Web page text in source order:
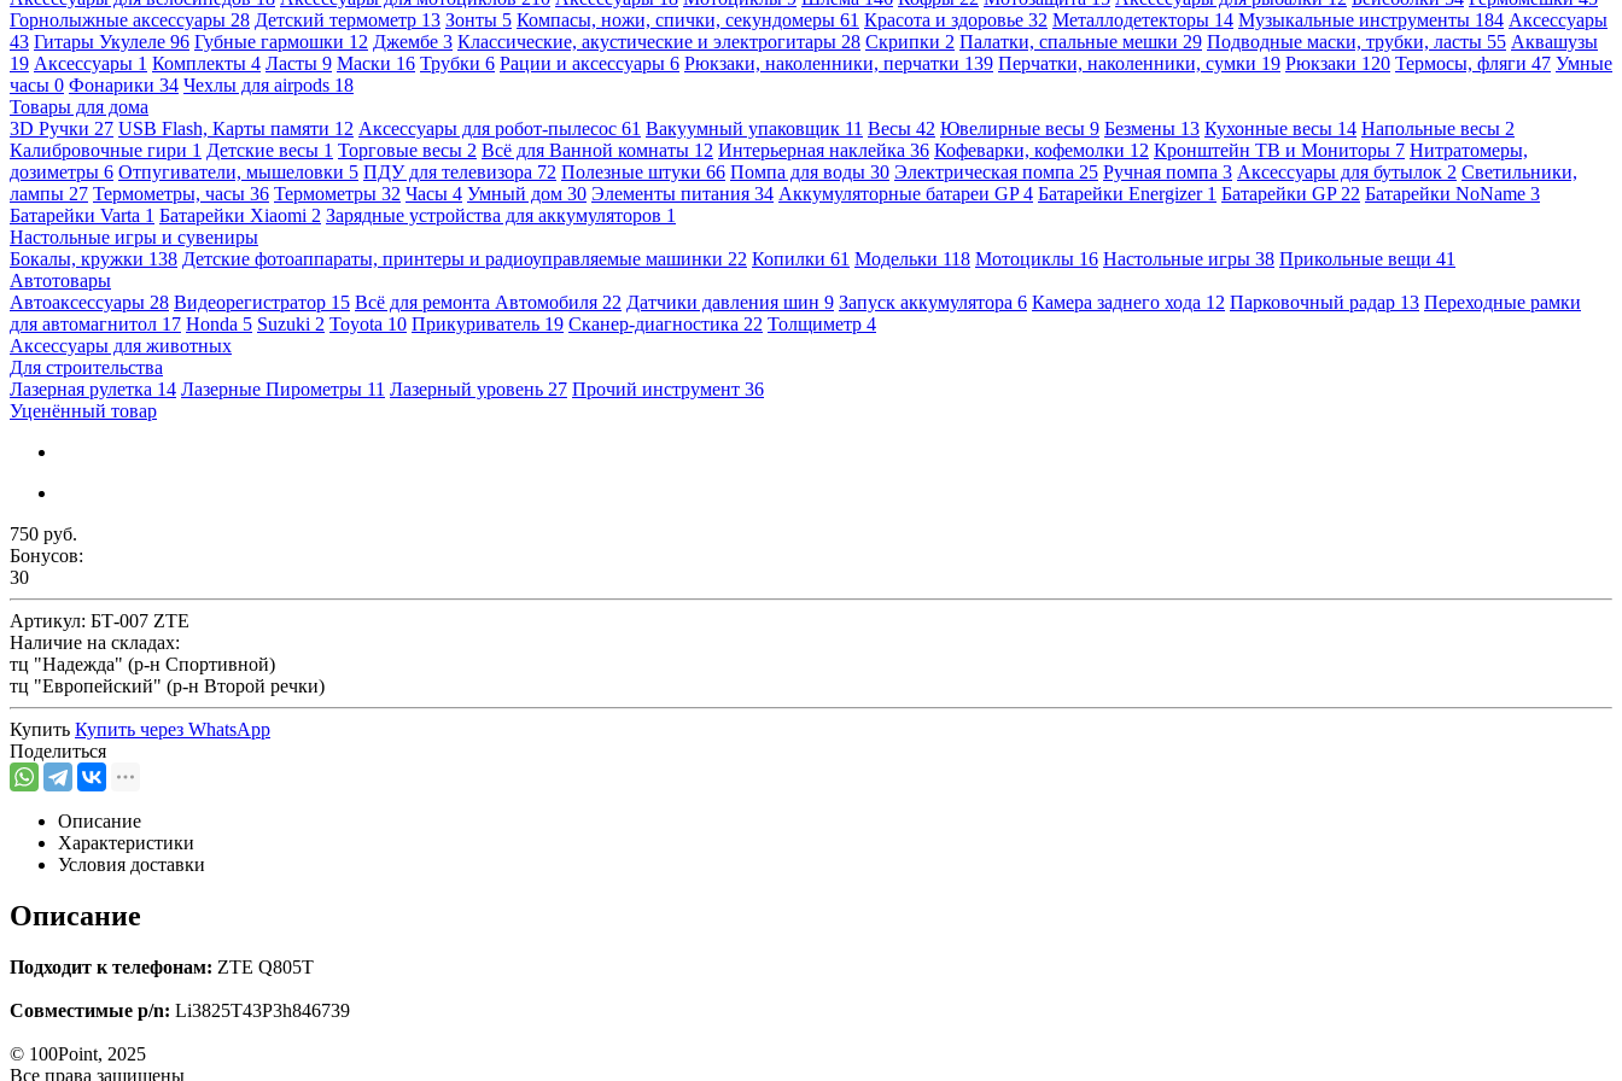
Горнолыжные аксессуары 28 Детский термометр 13 Зонты 5 Компасы, ножи, спички, секундомеры 61 Красота и здоровье 32 Металлодетекторы 14 Музыкальные инструменты 184 Аксессуары
43 Гитары Укулеле 96 Губные гармошки 12 Джембе 3 Классические, акустические и электрогитары 28 Скрипки 2 Палатки, спальные мешки 29 Подводные маски, трубки, ласты 55 Аквашузы
19 Аксессуары 1 Комплекты 4 Ласты 9 Маски 16 Трубки 6 Рации и аксессуары 6 Рюкзаки, наколенники, перчатки 139 Перчатки, наколенники, сумки 19 Рюкзаки 120 Термосы, фляги 47 Умные
часы 0 Фонарики 34 Чехлы для airpods 18
Товары для дома
3D Ручки 27 USB Flash, Карты памяти 12 Аксессуары для робот-пылесос 61 Вакуумный упаковщик 11 Весы 42 Ювелирные весы 9 Безмены 13 Кухонные весы 14 Напольные весы 2
Калибровочные гири 1 Детские весы 1 Торговые весы 2 Всё для Ванной комнаты 12 Интерьерная наклейка 36 Кофеварки, кофемолки 12 Кронштейн ТВ и Мониторы 7 Нитратомеры,
дозиметры 6 Отпугиватели, мышеловки 5 ПДУ для телевизора 72 Полезные штуки 66 Помпа для воды 30 Электрическая помпа 25 Ручная помпа 3 Аксессуары для бутылок 2 Светильники,
лампы 27 Термометры, часы 36 Термометры 32 Часы 4 Умный дом 30 Элементы питания 34 Аккумуляторные батареи GP4 Батарейки Energizer 1 Батарейки GP 22 Батарейки NoName 3
Батарейки Varta 1 Батарейки Xiaomi 2 Зарядные устройства для аккумуляторов 1
Настольные игры и сувениры
Бокалы, кружки 138 Детские фотоаппараты, принтеры и радиоуправляемые машинки 22 Копилки 61 Модельки 118 Мотоциклы 16 Настольные игры 38 Прикольные вещи 41
Автотовары
Автоаксессуары 28 Видеорегистратор 15 Всё для ремонта Автомобиля 22 Датчики давления шин 9 Запуск аккумулятора 6 Камера заднего хода 12 Парковочный радар 13 Переходные рамки
для автомагнитол 17 Honda 5 Suzuki 2 Toyota 10 Прикуриватель 19 Сканер-диагностика 22 Толщиметр 4
Аксессуары для животных
Для строительства
Лазерная рулетка 14 Лазерные Пирометры 11 Лазерный уровень 27 Прочий инструмент 36
Уценённый товар
750 руб.
Бонусов:
30
Артикул: БТ-007 ZTE
Наличие на складах:
тц "Надежда" (р-н Спортивной)
тц "Европейский" (р-н Второй речки)
Купить Купить через WhatsApp
Поделиться
Описание
Характеристики
Условия доставки
Описание
Подходит к телефонам: ZTE Q805T
Совместимые p/n: Li3825T43P3h846739
© 100Point, 2025
Все права защищены